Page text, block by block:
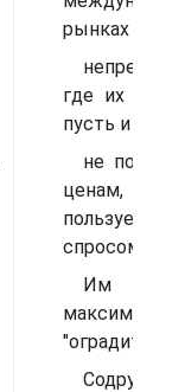
рынках
где их
пусть и
не по
ценам,
пользуется
спросом.
Им
максимально
"оградить"